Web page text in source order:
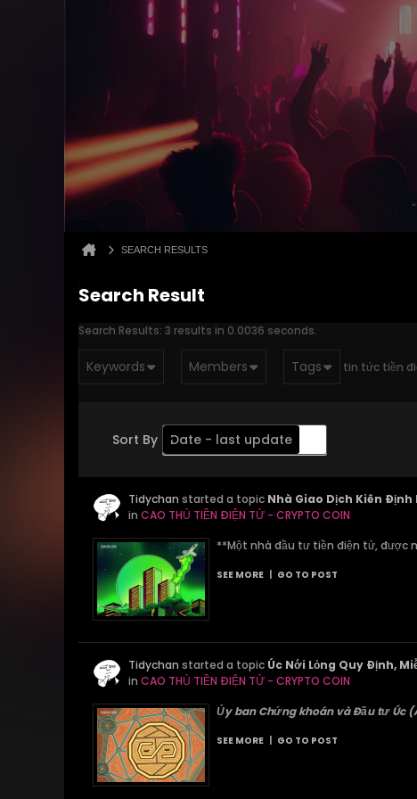
SEARCH RESULTS
Search Result
Search Results: 3 results in 0.0036 seconds.
Keywords Members Tags tin tức tiền
Sort By Date - last update
Order Descending
Tidychan started a topic Nhà Giao Dịch Kiên Định
in CAO THỦ TIỀN ĐIỆN TỬ - CRYPTO COIN
**Một nhà đầu tư tiền điện tử, được
SEE MORE GO TO POST
Tidychan started a topic Úc Nới Lỏng Quy Định,
in CAO THỦ TIỀN ĐIỆN TỬ - CRYPTO COIN
Ủy ban Chứng khoán và Đầu tư Úc
SEE MORE GO TO POST